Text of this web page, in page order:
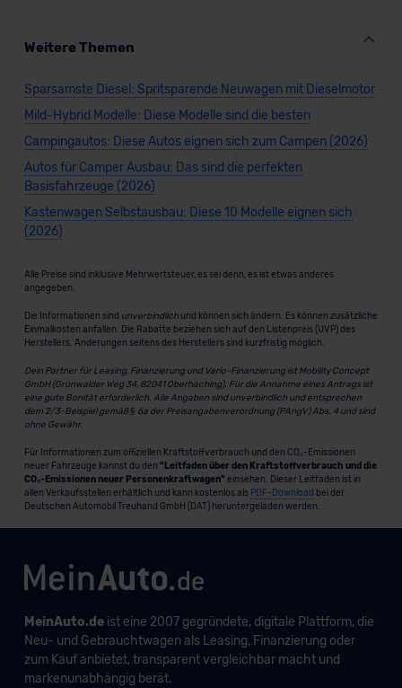
Weitere Themen
Sparsamste Diesel: Spritsparende Neuwagen mit Dieselmotor
Mild-Hybrid Modelle: Diese Modelle sind die besten
Campingautos: Diese Autos eignen sich zum Campen (2026)
Autos für Camper Ausbau: Das sind die perfekten
Basisfahrzeuge (2026)
Kastenwagen Selbstausbau: Diese 10 Modelle eignen sich
(2026)
Alle Preise sind inklusive Mehrwertsteuer, es sei denn, es ist etwas anderes
angegeben.
Die Informationen sind unverbindlichund können sich ändern. Es können zusätzliche
Einmalkosten anfallen. Die Rabatte beziehen sich auf den Listenpreis (UVP) des
Herstellers. Änderungen seitens des Herstellers sind kurzfristig möglich.
Dein Partner für Leasing, Finanzierung und Vario-Finanzierung ist Mobility Concept
GmbH (Grünwalder Weg 34, 82041 Oberhaching). Für die Annahme eines Antrags ist
eine gute Bonität erforderlich. Alle Angaben sind unverbindlich und entsprechen
dem 2/3-Beispiel gemäß § 6a der Preisangabenverordnung (PAngV) Abs. 4 und sind
ohne Gewähr.
Für Informationen zum offiziellen Kraftstoffverbrauch und den CO₂-Emissionen
neuer Fahrzeuge kannst du den "Leitfaden über den Kraftstoffverbrauch und die
CO₂-Emissionen neuer Personenkraftwagen" einsehen. Dieser Leitfaden ist in
allen Verkaufsstellen erhältlich und kann kostenlos als PDF-Download bei der
Deutschen Automobil Treuhand GmbH (DAT) heruntergeladen werden.
MeinAuto.deist eine 2007 gegründete, digitale Plattform, die
Neu- und Gebrauchtwagen als Leasing, Finanzierung oder
zum Kauf anbietet, transparent vergleichbar macht und
markenunabhängig berät.